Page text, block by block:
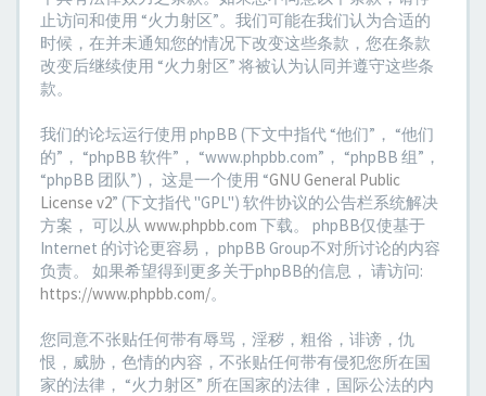
止访问和使用 “火力射区”。我们可能在我们认为合适的
时候，在并未通知您的情况下改变这些条款，您在条款
改变后继续使用 “火力射区” 将被认为认同并遵守这些条
款。
我们的论坛运行使用 phpBB (下文中指代 “他们”， “他们
的”， “phpBB 软件”， “www.phpbb.com”， “phpBB 组”，
“phpBB 团队”)， 这是一个使用 “GNU General Public
License v2” (下文指代 "GPL") 软件协议的公告栏系统解决
方案， 可以从 www.phpbb.com 下载。 phpBB仅使基于
Internet 的讨论更容易， phpBB Group不对所讨论的内容
负责。 如果希望得到更多关于phpBB的信息， 请访问:
https://www.phpbb.com/。
您同意不张贴任何带有辱骂，淫秽，粗俗，诽谤，仇
恨，威胁，色情的内容，不张贴任何带有侵犯您所在国
家的法律， “火力射区” 所在国家的法律，国际公法的内